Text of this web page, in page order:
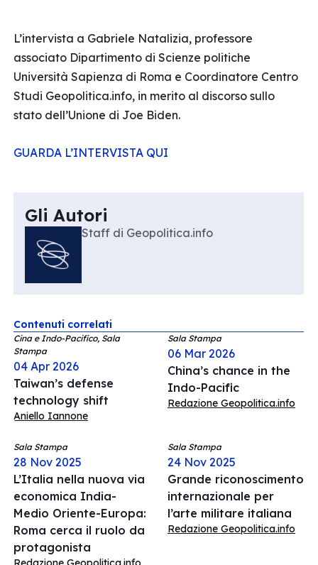
L’intervista a Gabriele Natalizia, professore
associato Dipartimento di Scienze politiche
Università Sapienza di Roma e Coordinatore Centro
Studi Geopolitica.info, in merito al discorso sullo
stato dell’Unione di Joe Biden.
GUARDA L’INTERVISTA QUI
Gli Autori
Staff di Geopolitica.info
Contenuti correlati
Cina e Indo-Pacifico, Sala
Stampa
04 Apr 2026
Taiwan’s defense
technology shift
Aniello Iannone
Sala Stampa
06 Mar 2026
China’s chance in the
Indo-Pacific
Redazione Geopolitica.info
Sala Stampa
28 Nov 2025
L’Italia nella nuova via
economica India-
Medio Oriente-Europa:
Roma cerca il ruolo da
protagonista
Sala Stampa
24 Nov 2025
Grande riconoscimento
internazionale per
l’arte militare italiana
Redazione Geopolitica.info